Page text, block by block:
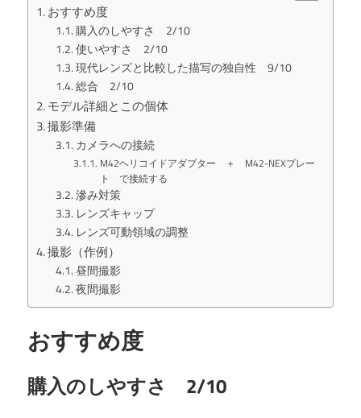
おすすめ度
購入のしやすさ 2/10
使いやすさ 2/10
現代レンズと比較した描写の独自性 9/10
総合 2/10
モデル詳細とこの個体
撮影準備
カメラへの接続
M42ヘリコイドアダプター ＋ M42-NEXプレー
ト で接続する
滲み対策
レンズキャップ
レンズ可動領域の調整
撮影（作例）
昼間撮影
夜間撮影
おすすめ度
購入のしやすさ 2/10